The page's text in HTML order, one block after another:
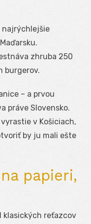
najrýchlejšie
zhruba 250
burgerov.
– a prvou
práve Slovensko.
v Košiciach,
by ju mali ešte
papieri,
klasických reťazcov